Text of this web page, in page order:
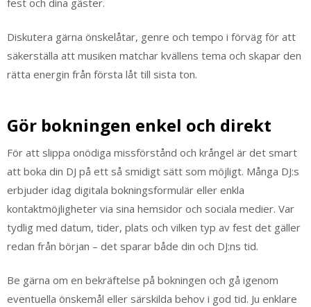
Diskutera gärna önskelåtar, genre och tempo i förväg för att
säkerställa att musiken matchar kvällens tema och skapar den
rätta energin från första låt till sista ton.
Gör bokningen enkel och direkt
För att slippa onödiga missförstånd och krångel är det smart
att boka din DJ på ett så smidigt sätt som möjligt. Många DJ:s
erbjuder idag digitala bokningsformulär eller enkla
kontaktmöjligheter via sina hemsidor och sociala medier. Var
tydlig med datum, tider, plats och vilken typ av fest det gäller
redan från början – det sparar både din och DJ:ns tid.
Be gärna om en bekräftelse på bokningen och gå igenom
eventuella önskemål eller särskilda behov i god tid. Ju enklare